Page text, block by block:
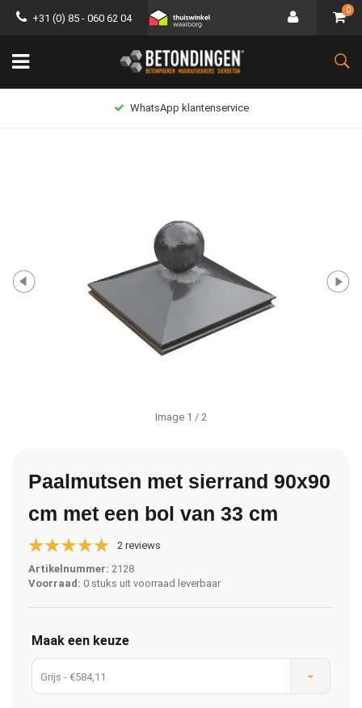
+31 (0) 85 - 060 62 04
0
WhatsApp klantenservice
Image 1 / 2
Paalmutsen met sierrand 90x90
cm met een bol van 33 cm
2 reviews
Artikelnummer: 2128
Voorraad: 0 stuks uit voorraad leverbaar
Maak een keuze
Grijs - €584,11